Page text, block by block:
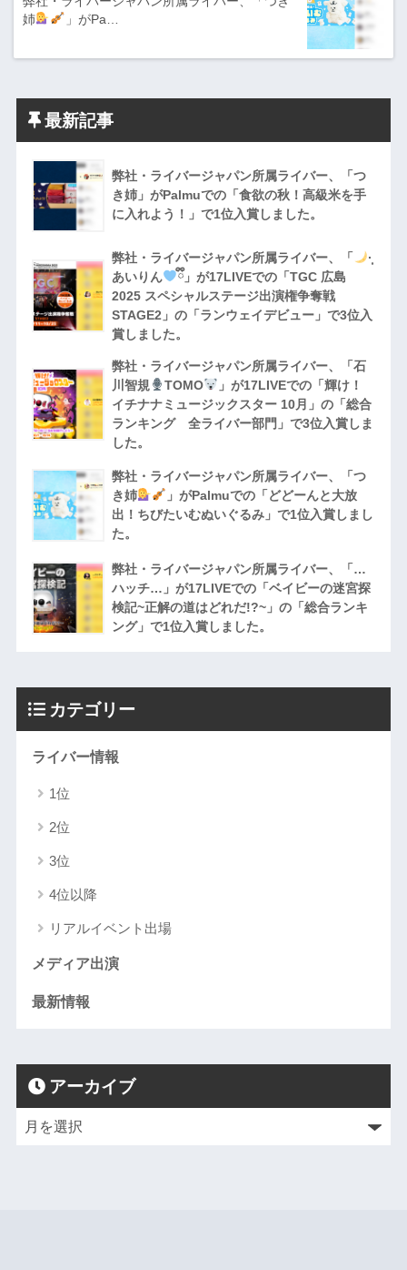
姉
」がPa…
最新記事
弊社・ライバージャパン所属ライバー、「つ
き姉」がPalmuでの「食欲の秋！高級米を手
に入れよう！」で1位入賞しました。
弊社・ライバージャパン所属ライバー、「
·̩͙
あいりん
ྀི」が17LIVEでの「TGC 広島
2025 スペシャルステージ出演権争奪戦
STAGE2」の「ランウェイデビュー」で3位入
賞しました。
弊社・ライバージャパン所属ライバー、「石
川智規
TOMO
」が17LIVEでの「輝け！
イチナナミュージックスター 10月」の「総合
ランキング 全ライバー部門」で3位入賞しま
した。
弊社・ライバージャパン所属ライバー、「つ
き姉
」がPalmuでの「どどーんと大放
出！ちびたいむぬいぐるみ」で1位入賞しまし
た。
弊社・ライバージャパン所属ライバー、「…
ハッチ…」が17LIVEでの「ベイビーの迷宮探
検記~正解の道はどれだ!?~」の「総合ランキ
ング」で1位入賞しました。
カテゴリー
ライバー情報
1位
2位
3位
4位以降
リアルイベント出場
メディア出演
最新情報
アーカイブ